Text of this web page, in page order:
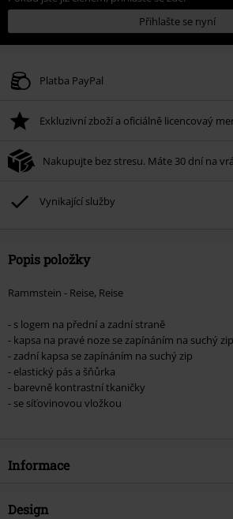
Přihlašte se nyní
Platba PayPal
Exkluzivní zboží a oficiálně licencovaý
Nakupujte bez stresu. Máte 30 dní na
Vynikající služby
Popis položky
Rammstein - Reise, Reise
- s logem na přední a zadní straně
- kapsa na pravé noze se zapínáním na suchý zip
- zadní kapsa se zapínáním na suchý zip
- elastický pás a šňůrka
- barevně kontrastní tkaničky
- se síťovinovou vložkou
Informace
Zboží č.
Design